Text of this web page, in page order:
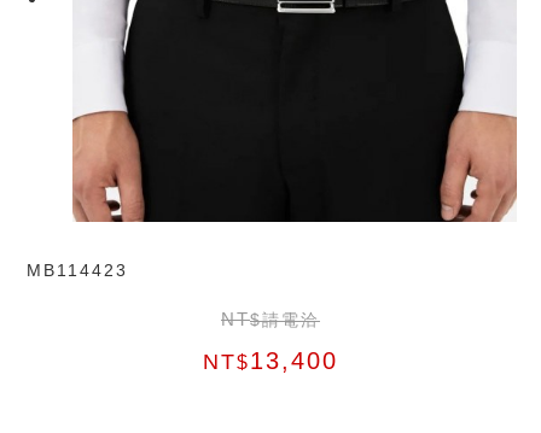
MB114423
NT$請電洽
NT$13,400